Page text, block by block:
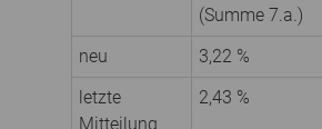
(Summe 7.a.)
neu 3,22 %
letzte
Mitteilung
2,43 %